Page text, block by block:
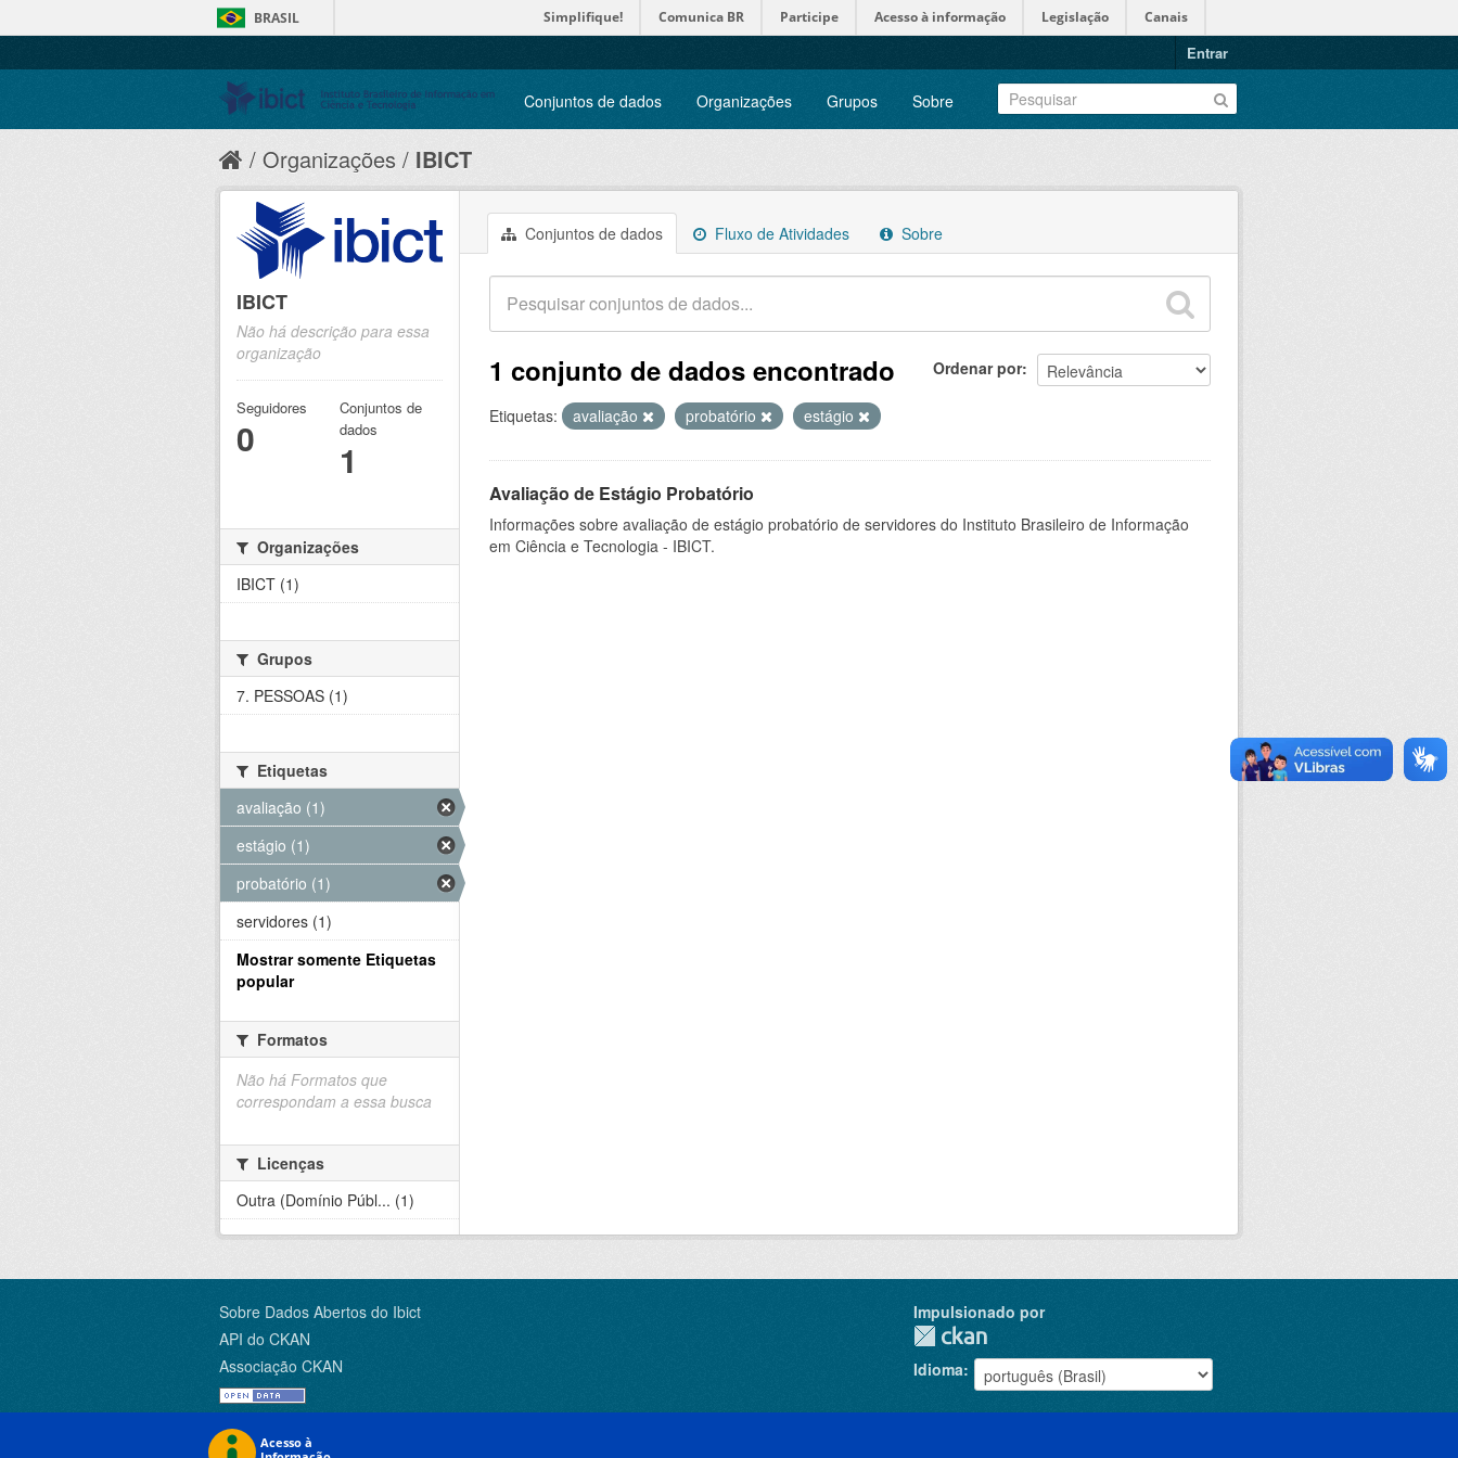
BRASIL Simplifique! Comunica BR Participe Acesso à informação Legislação Canais
Entrar
Conjuntos de dados Organizações Grupos Sobre
Organizações IBICT
Conjuntos de dados Fluxo de Atividades Sobre
Ordenar por
1 conjunto de dados encontrado
Etiquetas: avaliação probatório estágio
Avaliação de Estágio Probatório
Informações sobre avaliação de estágio probatório de servidores do Instituto Brasileiro de Informação
em Ciência e Tecnologia - IBICT.
IBICT
Não há descrição para essa
organização
Seguidores
0
Conjuntos de
dados
1
Organizações
IBICT (1)
Grupos
7. PESSOAS (1)
Etiquetas
avaliação (1)
estágio (1)
probatório (1)
servidores (1)
Mostrar somente Etiquetas
popular
Formatos
Não há Formatos que
correspondam a essa busca
Licenças
Outra (Domínio Públ... (1)
Sobre Dados Abertos do Ibict
API do CKAN
Associação CKAN
Impulsionado por
Idioma